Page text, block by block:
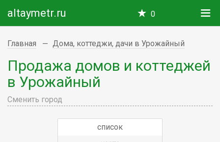
altaymetr.ru 0
Главная Дома, коттеджи, дачи в Урожайный
Продажа домов и коттеджей
в Урожайный
Сменить город
список